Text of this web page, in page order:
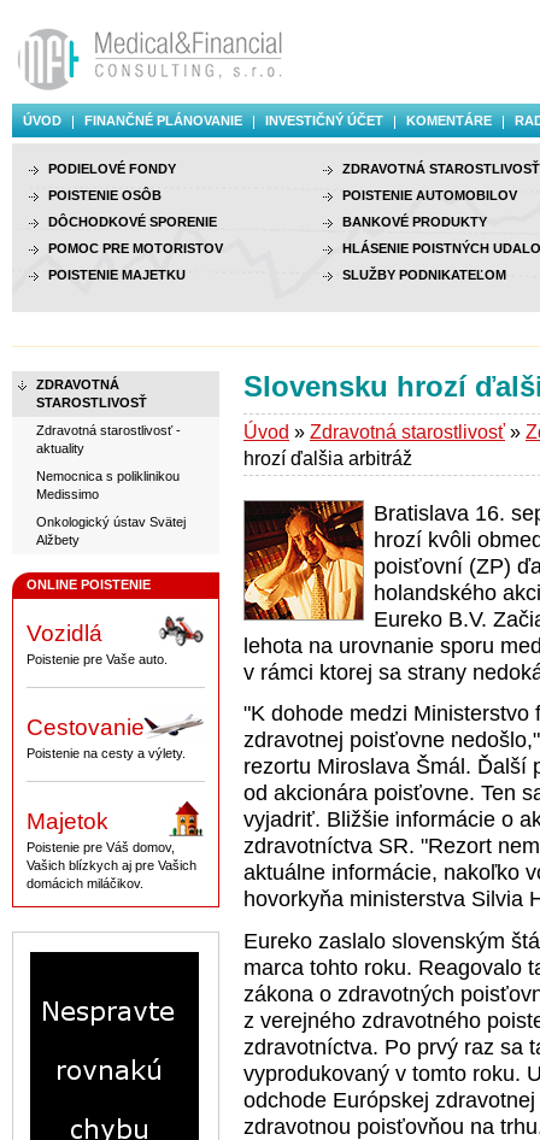
ÚVOD FINANČNÉ PLÁNOVANIE INVESTIČNÝ ÚČET KOMENTÁRE
PODIELOVÉ FONDY
POISTENIE OSÔB
DÔCHODKOVÉ SPORENIE
POMOC PRE MOTORISTOV
POISTENIE MAJETKU
ZDRAVOTNÁ STAROSTLIVOSŤ
POISTENIE AUTOMOBILOV
BANKOVÉ PRODUKTY
HLÁSENIE POISTNÝCH
SLUŽBY PODNIKATEĽOM
ZDRAVOTNÁ
STAROSTLIVOSŤ
Zdravotná starostlivosť -
aktuality
Nemocnica s poliklinikou
Medissimo
Onkologický ústav Svätej
Alžbety
ONLINE POISTENIE
Vozidlá
Poistenie pre Vaše auto.
Cestovanie
Poistenie na cesty a výlety.
Majetok
Poistenie pre Váš domov,
Vašich blízkych aj pre Vašich
domácich miláčikov.
Slovensku hrozí
Úvod » Zdravotná starostlivosť»
hrozí ďalšia arbitráž
Bratislava 16.
hrozí kvôli
poisťovní (ZP)
holandského
Eureko B.V.
lehota na urovnanie sporu
v rámci ktorej sa strany
"K dohode medzi
zdravotnej poisťovne
rezortu Miroslava Šmál. Ďalší
od akcionára poisťovne. Ten
vyjadriť. Bližšie informácie o
zdravotníctva SR. "Rezort
aktuálne informácie, nakoľko
hovorkyňa ministerstva Silvia
Eureko zaslalo slovenským
marca tohto roku. Reagovalo
zákona o zdravotných
z verejného zdravotného
zdravotníctva. Po prvý raz sa
vyprodukovaný v tomto roku.
odchode Európskej
zdravotnou poisťovňou na